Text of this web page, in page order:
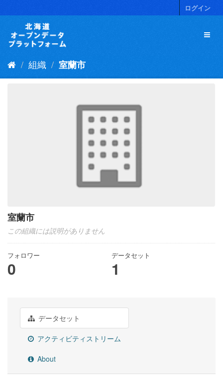
キ
ログイン
組織 室蘭市
室蘭市
この組織には説明がありません
フォロワー
0
データセット
1
データセット
アクティビティストリーム
About